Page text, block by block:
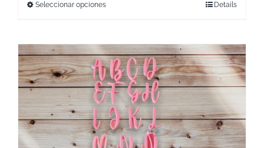
Seleccionar opciones Details